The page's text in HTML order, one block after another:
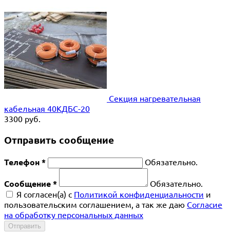
Секция нагревательная
кабельная 40КДБС-20
3300 руб.
Отправить сообщение
Телефон * Обязательно.
Сообщение *
Обязательно.
Я согласен(a) с Политикой конфиденциальности и
пользовательским соглашением, а так же даю Согласие
на обработку персональных данных
Отправить